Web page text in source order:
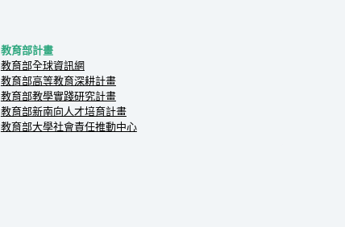
教育部計畫
教育部全球資訊網
教育部高等教育深耕計畫
教育部教學實踐研究計畫
教育部新南向人才培育計畫
教育部大學社會責任推動中心